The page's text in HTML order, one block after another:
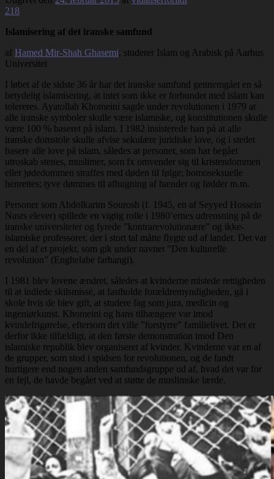
218
Islamisering af det iranske samfund
af Hamed Mir-Shah Ghasemi, studerer Islam og Arabisk på Aarhus
Universitet
I løbet af de sidste 36 år har det iranske samfund gennemgået en så
betydelig islamisering, at intet som ikke er forbundet med islam kan
tolereres. Ayatollah Khomeini sagde under revolutionen i 1979 at
alle iranske symboler skulle være islamiske, og konstitutionen skulle
være 100 % baseret på islam. I 1982 insisterede han på at alle
iranske domstole skulle afvise sekulære juridiske love, og i stedet
basere alle love på islam, således at personer, som har begået
utroskab stenes, muslimer, som fx omvender sig til kristendommen
eller jødedommen straffes med døden til følge; homoseksuelle
henrettes; tyve dømmes til afhugning af hænder og fødder m.m.
Personer som Abdolkarim Sourosh (f. 1945, en af Seyyed Hossein
Nasrs elever) spillede en vigtig rolle i 1980’ernes udrensning på de
iranske universiteter og fyrede ”kontrarevolutionære” og ikke-
islamiske professorer, der i stort tal måtte flygte ud af landet. Det var
en del af et projekt, som gik under navnet ”Den kulturelle
revolution” (Enghelabe farhangi).
I 1981 blev lovene ændret, således at kvinderne mistede rettigheden
til at indlede skilsmisse, at fastholde forældremyndigheden, gå i
skole hvis de blev gift, at studere fag som jura, medicin og
ingeniørkunst. Khomeini og hans tilhængere var imod
kvindefrigørelse, eftersom det ville ”forstyrre” familielivet. Det er
derfor ikke tilfældigt, at den første demonstration imod Den
islamiske republik blev organiseret af kvinder. Kvinderne var en af
de grupper, som stod i spidsen for revolutionen, og de fandt
hurtigere end nogen anden samfundsgruppe ud af, hvad det var for
en fejl, de havde begået ved at støtte de muslimske lærde.